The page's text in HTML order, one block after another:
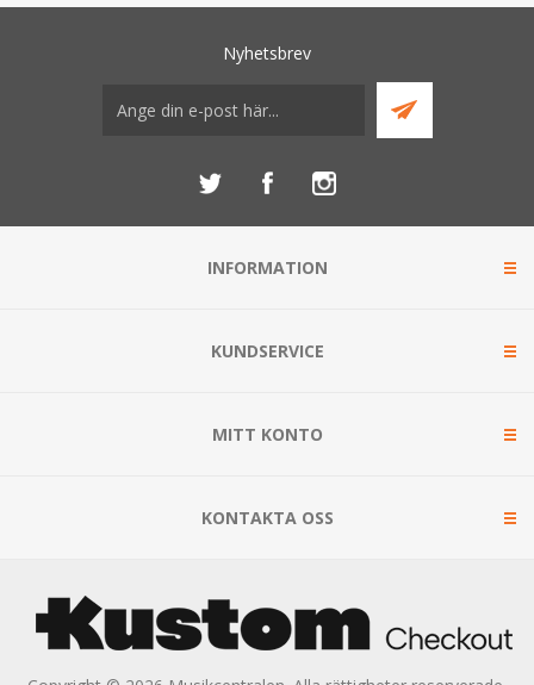
Nyhetsbrev
INFORMATION
KUNDSERVICE
MITT KONTO
KONTAKTA OSS